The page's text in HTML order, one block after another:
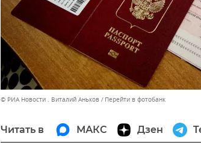
© РИА Новости . Виталий Аньков Перейти в фотобанк
Читать в МАКС Дзен